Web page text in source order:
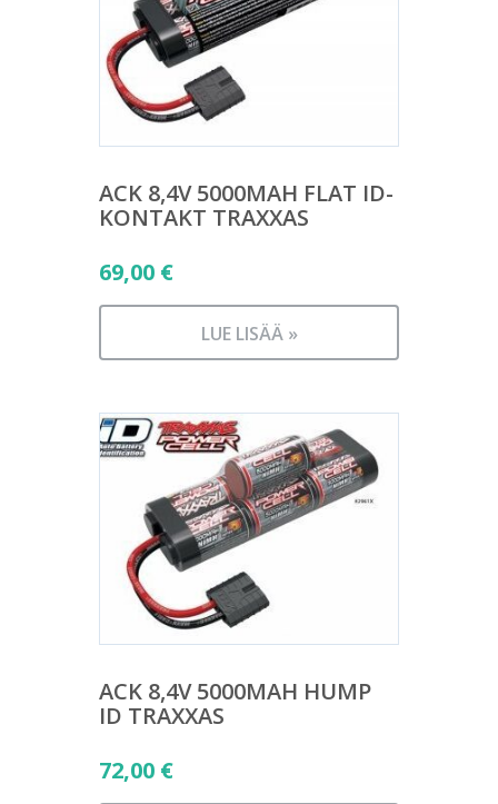
ACK 8,4V 5000MAH FLAT ID-
KONTAKT TRAXXAS
69,00 €
LUE LISÄÄ »
ACK 8,4V 5000MAH HUMP
ID TRAXXAS
72,00 €